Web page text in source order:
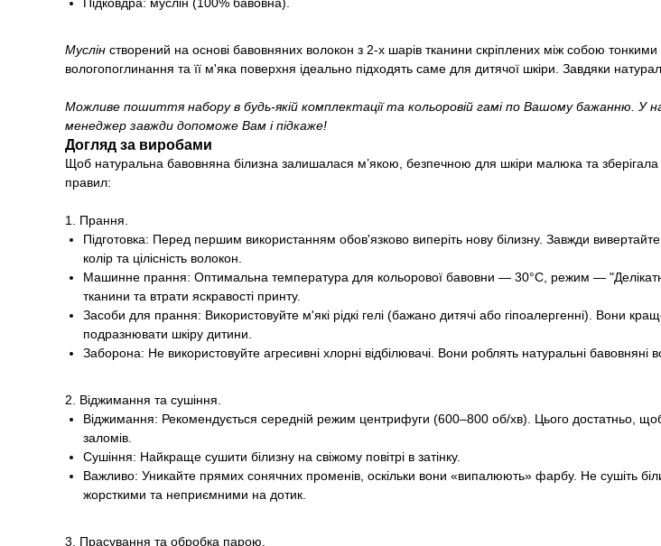
Муслін створений на основі бавовняних волокон з 2-х шарів тканини скріплених між собою
вологопоглинання та її м'яка поверхня ідеально підходять саме для дитячої шкіри. Завдяки
Можливе пошиття набору в будь-якій комплектації та кольоровій гамі по Вашому бажанню.
менеджер завжди допоможе Вам і підкаже!
Догляд за виробами
Щоб натуральна бавовняна білизна залишалася м’якою, безпечною для шкіри малюка та
правил:
1. Прання.
Підготовка: Перед першим використанням обов'язково виперіть нову білизну. Завжди
колір та цілісність волокон.
Машинне прання: Оптимальна температура для кольорової бавовни — 30°С, режим —
тканини та втрати яскравості принту.
Засоби для прання: Використовуйте м'які рідкі гелі (бажано дитячі або гіпоалергенні). Вони
подразнювати шкіру дитини.
Заборона: Не використовуйте агресивні хлорні відбілювачі. Вони роблять натуральні бавовняні
2. Віджимання та сушіння.
Віджимання: Рекомендується середній режим центрифуги (600–800 об/хв). Цього достатньо,
заломів.
Сушіння: Найкраще сушити білизну на свіжому повітрі в затінку.
Важливо: Уникайте прямих сонячних променів, оскільки вони «випалюють» фарбу. Не сушіть
жорсткими та неприємними на дотик.
3. Прасування та обробка парою.